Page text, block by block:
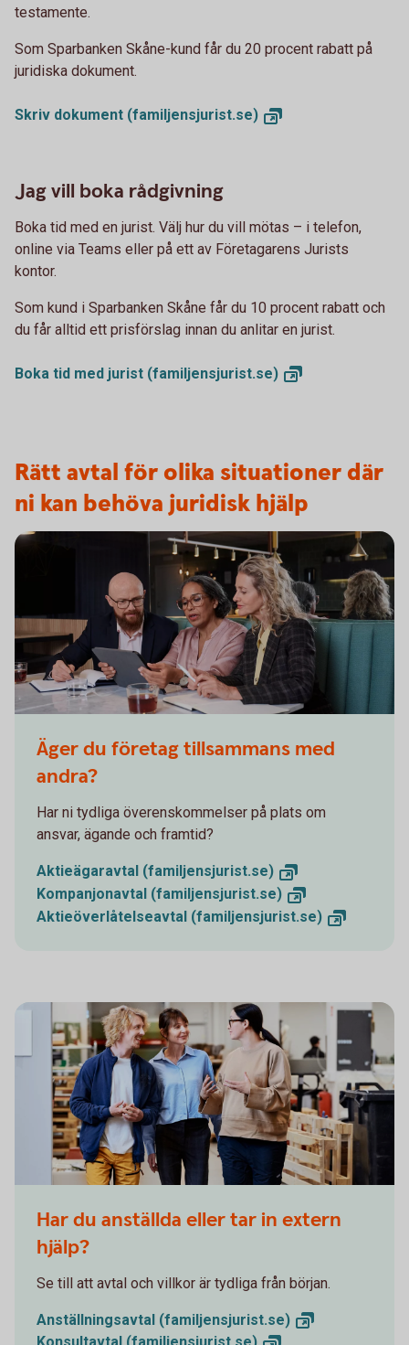
testamente.
Som Sparbanken Skåne-kund får du 20 procent rabatt på
juridiska dokument.
Skriv dokument (familjensjurist.se)
Jag vill boka rådgivning
Boka tid med en jurist. Välj hur du vill mötas – i telefon,
online via Teams eller på ett av Företagarens Jurists
kontor.
Som kund i Sparbanken Skåne får du 10 procent rabatt och
du får alltid ett prisförslag innan du anlitar en jurist.
Boka tid med jurist (familjensjurist.se)
Rätt avtal för olika situationer där
ni kan behöva juridisk hjälp
Äger du företag tillsammans med
andra?
Har ni tydliga överenskommelser på plats om
ansvar, ägande och framtid?
Aktieägaravtal (familjensjurist.se)
Kompanjonavtal (familjensjurist.se)
Aktieöverlåtelseavtal (familjensjurist.se)
Har du anställda eller tar in extern
hjälp?
Se till att avtal och villkor är tydliga från början.
Anställningsavtal (familjensjurist.se)